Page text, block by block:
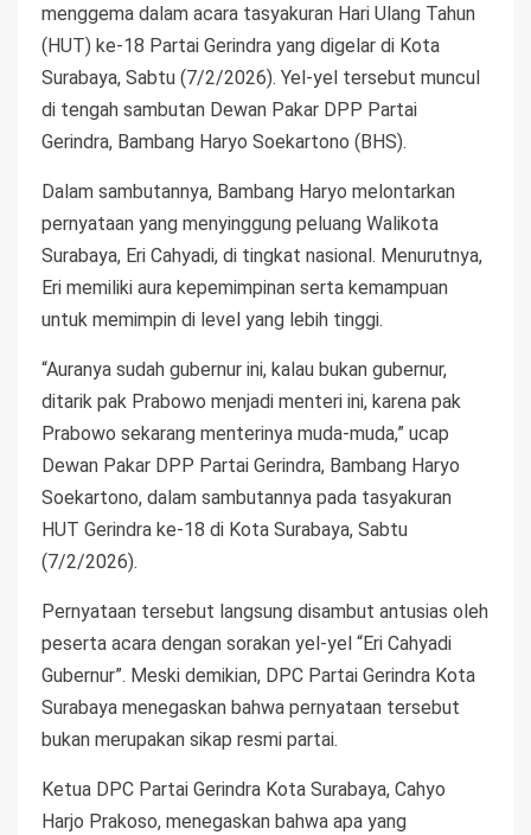
menggema dalam acara tasyakuran Hari Ulang Tahun
(HUT) ke-18 Partai Gerindra yang digelar di Kota
Surabaya, Sabtu (7/2/2026). Yel-yel tersebut muncul
di tengah sambutan Dewan Pakar DPP Partai
Gerindra, Bambang Haryo Soekartono (BHS).
Dalam sambutannya, Bambang Haryo melontarkan
pernyataan yang menyinggung peluang Walikota
Surabaya, Eri Cahyadi, di tingkat nasional. Menurutnya,
Eri memiliki aura kepemimpinan serta kemampuan
untuk memimpin di level yang lebih tinggi.
“Auranya sudah gubernur ini, kalau bukan gubernur,
ditarik pak Prabowo menjadi menteri ini, karena pak
Prabowo sekarang menterinya muda-muda,” ucap
Dewan Pakar DPP Partai Gerindra, Bambang Haryo
Soekartono, dalam sambutannya pada tasyakuran
HUT Gerindra ke-18 di Kota Surabaya, Sabtu
(7/2/2026).
Pernyataan tersebut langsung disambut antusias oleh
peserta acara dengan sorakan yel-yel “Eri Cahyadi
Gubernur”. Meski demikian, DPC Partai Gerindra Kota
Surabaya menegaskan bahwa pernyataan tersebut
bukan merupakan sikap resmi partai.
Ketua DPC Partai Gerindra Kota Surabaya, Cahyo
Harjo Prakoso, menegaskan bahwa apa yang